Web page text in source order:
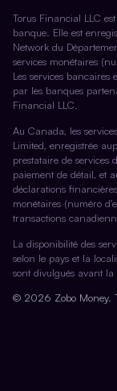
Torus Financial LLC
banque. Elle est
Network du
services monétaires
Les services
par les banques
Financial LLC.
Au Canada, les
Limited, enregistrée
prestataire de services
paiement de détail, et
déclarations
monétaires (numéro
transactions
La disponibilité des
selon le pays et la
sont divulgués avant
© 2026 Zobo Money.